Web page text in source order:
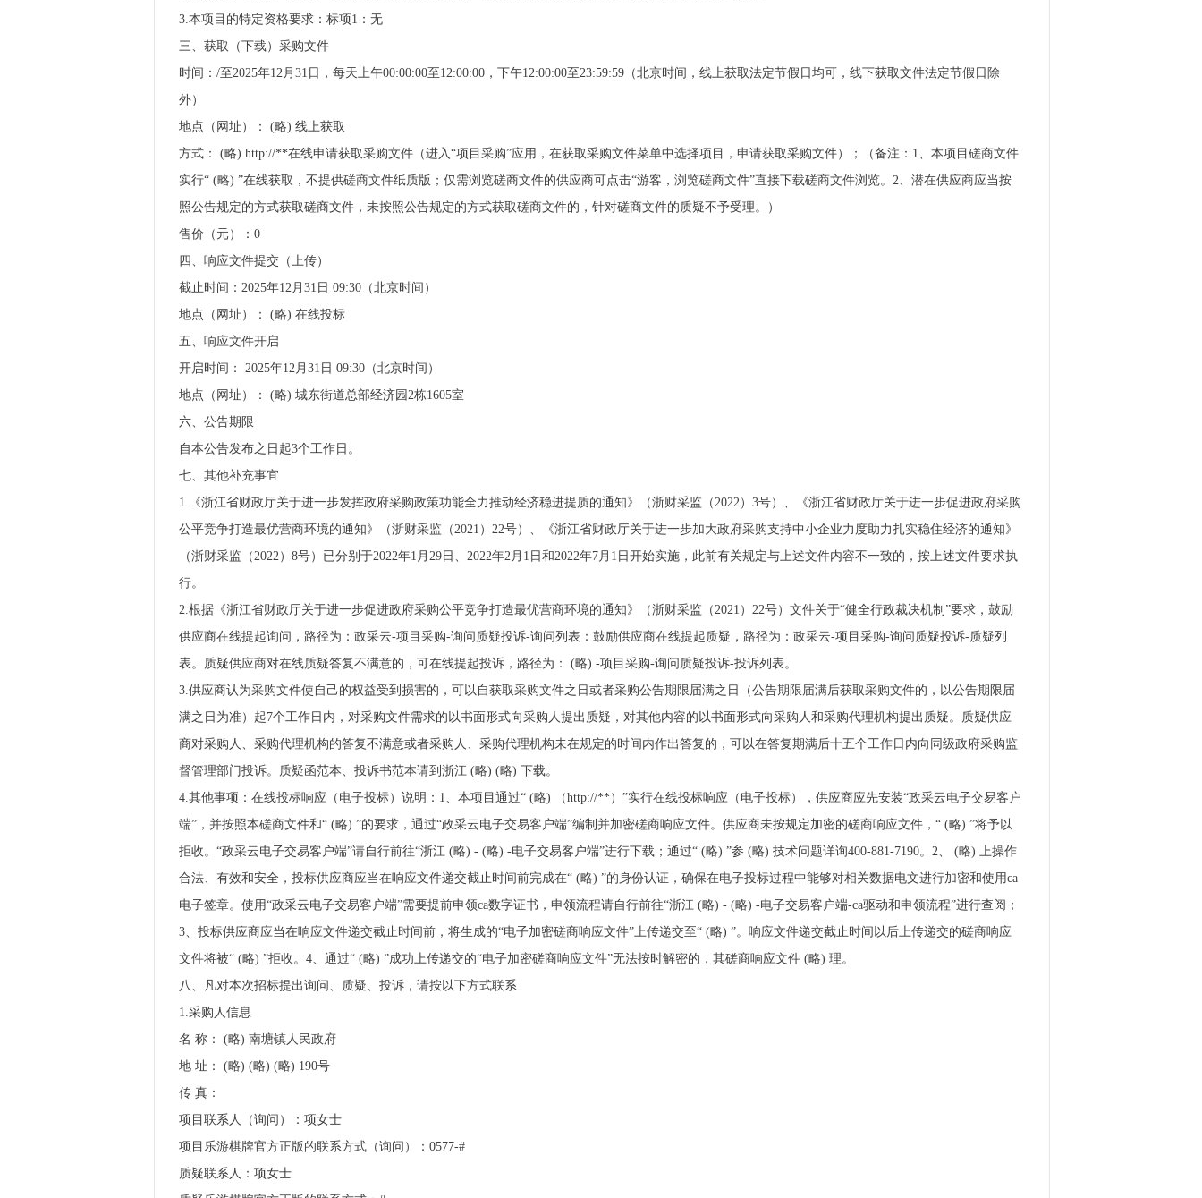
3.本项目的特定资格要求：标项1：无
三、获取（下载）采购文件
时间：/至2025年12月31日，每天上午00:00:00至12:00:00，下午12:00:00至23:59:59（北京时间，线上获取法定节假日均可，线下获取文件法定节假日除
外）
地点（网址）： (略) 线上获取
方式： (略) http://**在线申请获取采购文件（进入“项目采购”应用，在获取采购文件菜单中选择项目，申请获取采购文件）；（备注：1、本项目磋商文件
实行“ (略) ”在线获取，不提供磋商文件纸质版；仅需浏览磋商文件的供应商可点击“游客，浏览磋商文件”直接下载磋商文件浏览。2、潜在供应商应当按
照公告规定的方式获取磋商文件，未按照公告规定的方式获取磋商文件的，针对磋商文件的质疑不予受理。）
售价（元）：0
四、响应文件提交（上传）
截止时间：2025年12月31日 09:30（北京时间）
地点（网址）： (略) 在线投标
五、响应文件开启
开启时间： 2025年12月31日 09:30（北京时间）
地点（网址）： (略) 城东街道总部经济园2栋1605室
六、公告期限
自本公告发布之日起3个工作日。
七、其他补充事宜
1.《浙江省财政厅关于进一步发挥政府采购政策功能全力推动经济稳进提质的通知》（浙财采监（2022）3号）、《浙江省财政厅关于进一步促进政府采购
公平竞争打造最优营商环境的通知》（浙财采监（2021）22号）、《浙江省财政厅关于进一步加大政府采购支持中小企业力度助力扎实稳住经济的通知》
（浙财采监（2022）8号）已分别于2022年1月29日、2022年2月1日和2022年7月1日开始实施，此前有关规定与上述文件内容不一致的，按上述文件要求执
行。
2.根据《浙江省财政厅关于进一步促进政府采购公平竞争打造最优营商环境的通知》（浙财采监（2021）22号）文件关于“健全行政裁决机制”要求，鼓励
供应商在线提起询问，路径为：政采云-项目采购-询问质疑投诉-询问列表：鼓励供应商在线提起质疑，路径为：政采云-项目采购-询问质疑投诉-质疑列
表。质疑供应商对在线质疑答复不满意的，可在线提起投诉，路径为： (略) -项目采购-询问质疑投诉-投诉列表。
3.供应商认为采购文件使自己的权益受到损害的，可以自获取采购文件之日或者采购公告期限届满之日（公告期限届满后获取采购文件的，以公告期限届
满之日为准）起7个工作日内，对采购文件需求的以书面形式向采购人提出质疑，对其他内容的以书面形式向采购人和采购代理机构提出质疑。质疑供应
商对采购人、采购代理机构的答复不满意或者采购人、采购代理机构未在规定的时间内作出答复的，可以在答复期满后十五个工作日内向同级政府采购监
督管理部门投诉。质疑函范本、投诉书范本请到浙江 (略) (略) 下载。
4.其他事项：在线投标响应（电子投标）说明：1、本项目通过“ (略) （http://**）”实行在线投标响应（电子投标），供应商应先安装“政采云电子交易客户
端”，并按照本磋商文件和“ (略) ”的要求，通过“政采云电子交易客户端”编制并加密磋商响应文件。供应商未按规定加密的磋商响应文件，“ (略) ”将予以
拒收。“政采云电子交易客户端”请自行前往“浙江 (略) - (略) -电子交易客户端”进行下载；通过“ (略) ”参 (略) 技术问题详询400-881-7190。2、 (略) 上操作
合法、有效和安全，投标供应商应当在响应文件递交截止时间前完成在“ (略) ”的身份认证，确保在电子投标过程中能够对相关数据电文进行加密和使用ca
电子签章。使用“政采云电子交易客户端”需要提前申领ca数字证书，申领流程请自行前往“浙江 (略) - (略) -电子交易客户端-ca驱动和申领流程”进行查阅；
3、投标供应商应当在响应文件递交截止时间前，将生成的“电子加密磋商响应文件”上传递交至“ (略) ”。响应文件递交截止时间以后上传递交的磋商响应
文件将被“ (略) ”拒收。4、通过“ (略) ”成功上传递交的“电子加密磋商响应文件”无法按时解密的，其磋商响应文件 (略) 理。
八、凡对本次招标提出询问、质疑、投诉，请按以下方式联系
1.采购人信息
名 称： (略) 南塘镇人民政府
地 址： (略) (略) (略) 190号
传 真：
项目联系人（询问）：项女士
项目乐游棋牌官方正版的联系方式（询问）：0577-#
质疑联系人：项女士